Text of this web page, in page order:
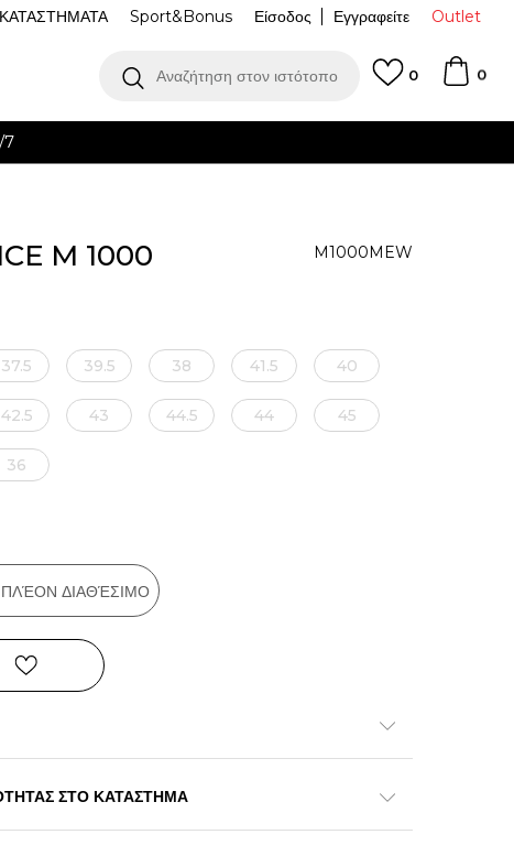
Outlet
Είσοδος Εγγραφείτε
ΚΑΤΑΣΤΗΜΑΤΑ Sport&Bonus
Αναζήτηση στον ιστότοπο 0
0
7
M 1000 M1000MEW
37.5 39.5 38 41.5 40
42.5 43 44.5 44 45
36
ΠΛΈΟΝ ΔΙΑΘΈΣΙΜΟ
ΣΤΟ ΚΑΤΑΣΤΗΜΑ